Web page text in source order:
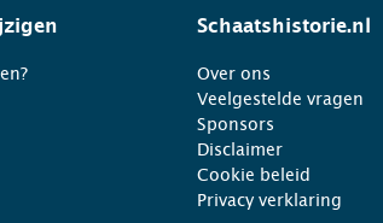
Schaatshistorie.nl
Over ons
Veelgestelde vragen
Sponsors
Disclaimer
Cookie beleid
Privacy verklaring